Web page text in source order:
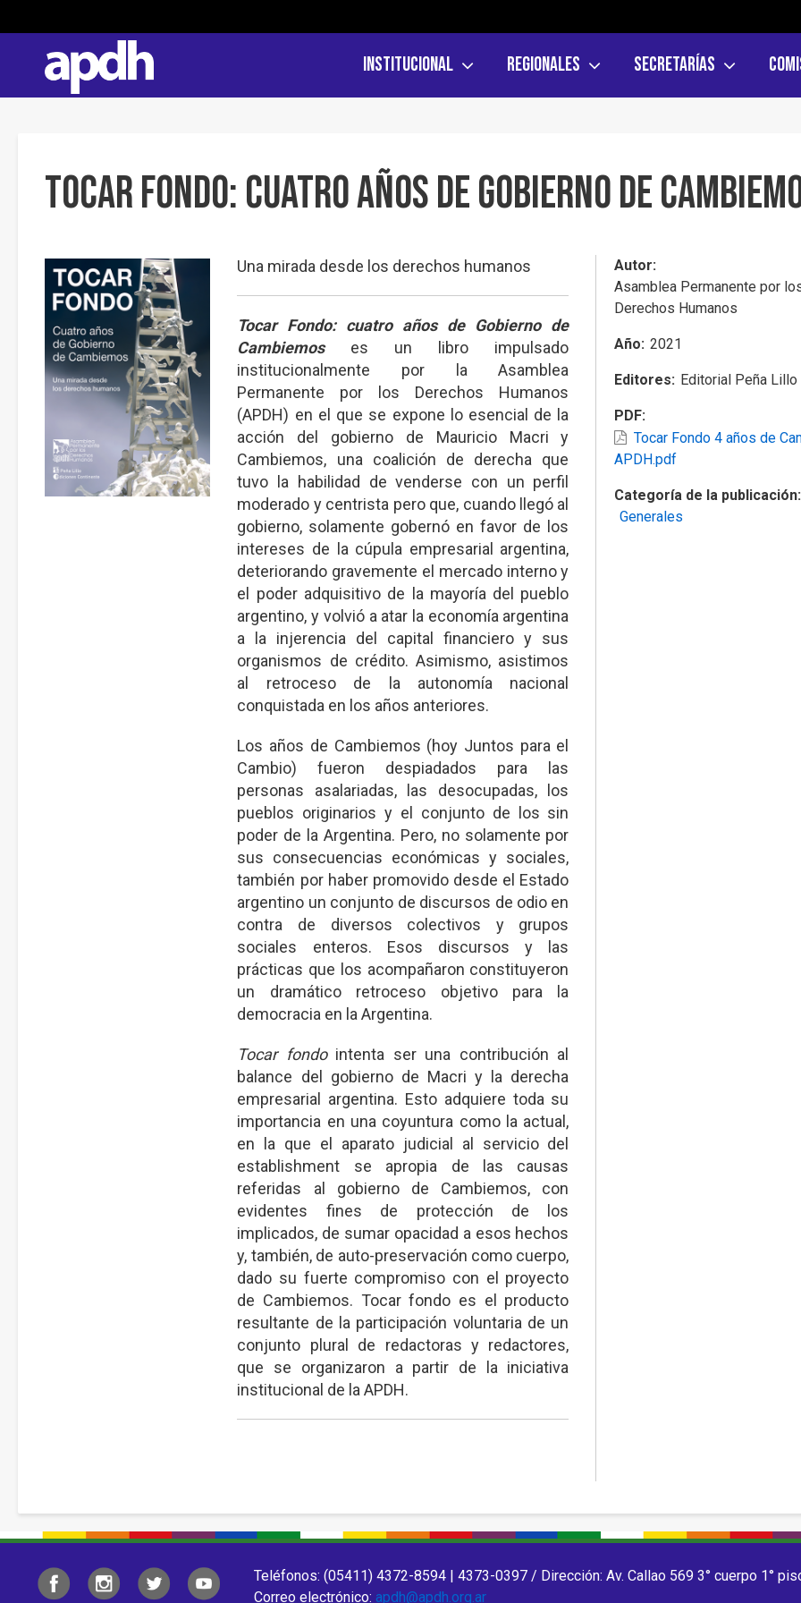
Institucional Regionales Secretarías
Tocar Fondo: cuatro años de Gobierno de
Una mirada desde los derechos humanos
Tocar Fondo: cuatro años de Gobierno de
Cambiemos es un libro impulsado
institucionalmente por la Asamblea
Permanente por los Derechos Humanos
(APDH) en el que se expone lo esencial de la
acción del gobierno de Mauricio Macri y
Cambiemos, una coalición de derecha que
tuvo la habilidad de venderse con un perfil
moderado y centrista pero que, cuando llegó al
gobierno, solamente gobernó en favor de los
intereses de la cúpula empresarial argentina,
deteriorando gravemente el mercado interno y
el poder adquisitivo de la mayoría del pueblo
argentino, y volvió a atar la economía argentina
a la injerencia del capital financiero y sus
organismos de crédito. Asimismo, asistimos
al retroceso de la autonomía nacional
conquistada en los años anteriores.
Los años de Cambiemos (hoy Juntos para el
Cambio) fueron despiadados para las
personas asalariadas, las desocupadas, los
pueblos originarios y el conjunto de los sin
poder de la Argentina. Pero, no solamente por
sus consecuencias económicas y sociales,
también por haber promovido desde el Estado
argentino un conjunto de discursos de odio en
contra de diversos colectivos y grupos
sociales enteros. Esos discursos y las
prácticas que los acompañaron constituyeron
un dramático retroceso objetivo para la
democracia en la Argentina.
Tocar fondointenta ser una contribución al
balance del gobierno de Macri y la derecha
empresarial argentina. Esto adquiere toda su
importancia en una coyuntura como la actual,
en la que el aparato judicial al servicio del
establishment se apropia de las causas
referidas al gobierno de Cambiemos, con
evidentes fines de protección de los
implicados, de sumar opacidad a esos hechos
y, también, de auto-preservación como cuerpo,
dado su fuerte compromiso con el proyecto
de Cambiemos. Tocar fondo es el producto
resultante de la participación voluntaria de un
conjunto plural de redactoras y redactores,
que se organizaron a partir de la iniciativa
institucional de la APDH.
Autor
Asamblea Permanente por
Derechos Humanos
Año 2021
Editores Editorial Peña Lillo
PDF
Tocar Fondo 4 años de
APDH.pdf
Categoría de la publicación
Generales
Teléfonos: (05411) 4372-8594 | 4373-0397 / Dirección: Av. Callao 569 3° cuerpo 1°
Correo electrónico: apdh@apdh.org.ar